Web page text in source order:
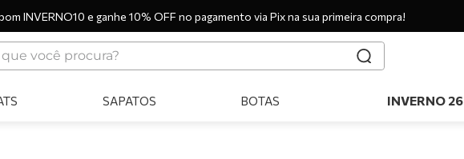
INVERNO10 e ganhe 10% OFF no pagamento via Pix na sua primeira compra!
você procura?
SAPATOS BOTAS INVERNO 26